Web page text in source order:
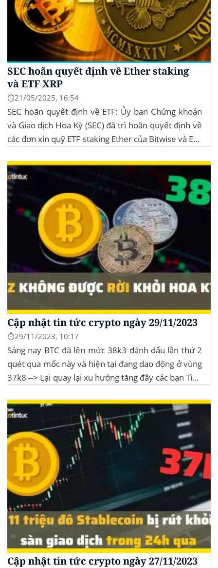
SEC hoãn quyết định về Ether staking
và ETF XRP
⏱️21/05/2025, 16:54
SEC hoãn quyết định về ETF: Ủy ban Chứng khoán
và Giao dịch Hoa Kỳ (SEC) đã trì hoãn quyết định về
các đơn xin quỹ ETF staking Ether của Bitwise và ETF
10/2025 để thu thập thêm ý kiến công...
Cập nhật tin tức crypto ngày 29/11/2023
⏱️29/11/2023, 10:17
Sáng nay BTC đã lên mức 38k3 đánh dấu lần thứ 2
quét qua mốc này và hiện tại đang dao động ở vùng
37k8 --> Lại quay lại xu hướng tăng đây các bạn Tình
một nửa Bitcoin làm...
Cập nhật tin tức crypto ngày 27/11/2023